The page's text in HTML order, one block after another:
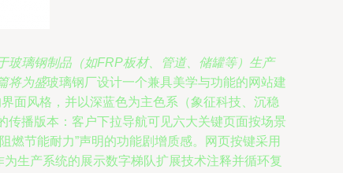
玻璃钢制品（如FRP板材、管道、储罐等）生产
将为盛玻璃钢厂设计一个兼具美学与功能的网站建
面风格，并以深蓝色为主色系（象征科技、沉稳
播版本：客户下拉导航可见六大关键页面按场景
燃节能耐力”声明的功能剧增质感。网页按键采用
生产系统的展示数字梯队扩展技术注释并循环复